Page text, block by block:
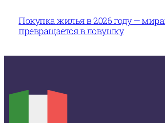
Покупка жилья в 2026 году —
превращается в ловушку